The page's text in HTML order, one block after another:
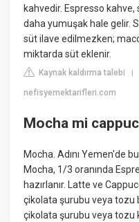
kahvedir. Espresso
daha yumuşak hale gelir.
süt ilave edilmezken;
miktarda süt eklenir.
Kaynak kaldırma talebi
nefisyemektarifleri.com
Mocha mi
Mocha. Adını Yemen'de
Mocha, 1/3 oranında
hazırlanır. Latte ve
çikolata şurubu veya tozu
çikolata şurubu veya tozu